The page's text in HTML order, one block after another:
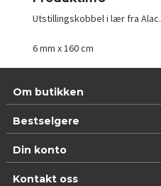
Utstillingskobbel i lær fra Alac.
6 mm x 160 cm
Om butikken
Bestselgere
Din konto
Kontakt oss